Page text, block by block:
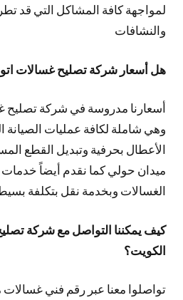
لمواجهة كافة المشاكل التي قد
والنشافات
هل أسعار شركة تصليح غسالات
أسعارنا مدروسة في شركة تصليح
وهي شاملة لكافة عمليات الصيانة
الأعطال بحرفية وتبديل القطع
ميدان حولي كما نقدم أيضاً
الغسالات وبخدمة نقل بتكلفة
كيف يمكننا التواصل مع شركة
الكويت؟
تواصلوا معنا عبر رقم فني